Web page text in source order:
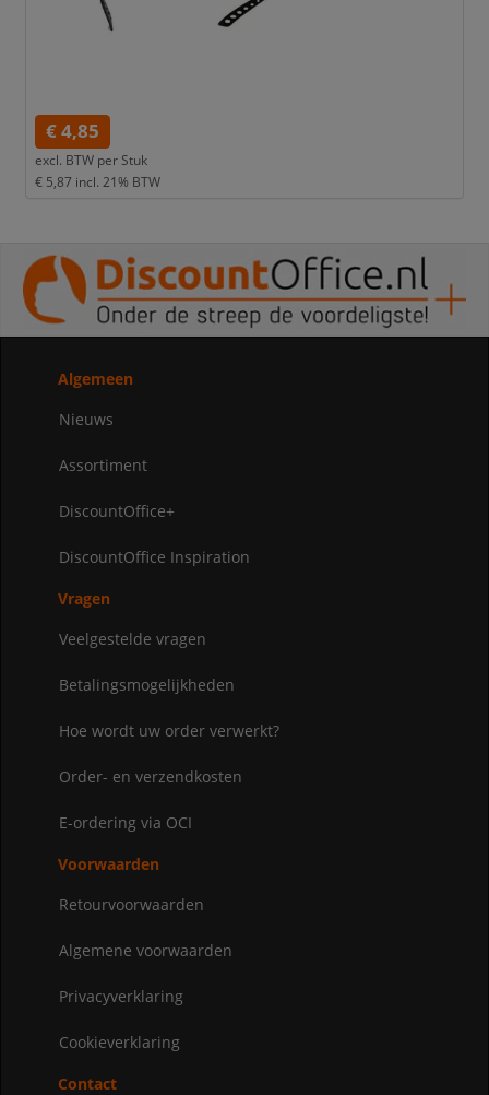
€ 4,85
excl. BTW per Stuk
€ 5,87 incl. 21% BTW
Algemeen
Nieuws
Assortiment
DiscountOffice+
DiscountOffice Inspiration
Vragen
Veelgestelde vragen
Betalingsmogelijkheden
Hoe wordt uw order verwerkt?
Order- en verzendkosten
E-ordering via OCI
Voorwaarden
Retourvoorwaarden
Algemene voorwaarden
Privacyverklaring
Cookieverklaring
Contact